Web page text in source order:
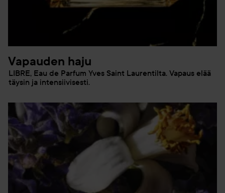
Vapauden haju
LIBRE, Eau de Parfum Yves Saint Laurentilta. Vapaus elää
täysin ja intensiivisesti.